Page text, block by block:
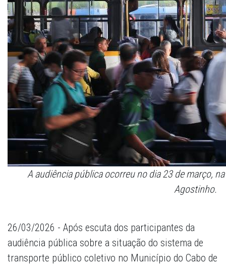
A audiência pública ocorreu no dia 23 de março,
Agostinho.
26/03/2026 - Após escuta dos participantes da
audiência pública sobre a situação do sistema de
transporte público coletivo no Município do Cabo de